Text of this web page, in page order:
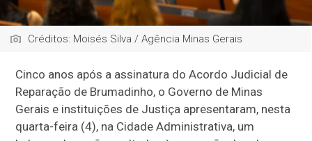
Créditos: Moisés Silva / Agência Minas Gerais
Cinco anos após a assinatura do Acordo Judicial de
Reparação de Brumadinho, o Governo de Minas
Gerais e instituições de Justiça apresentaram, nesta
quarta-feira (4), na Cidade Administrativa, um